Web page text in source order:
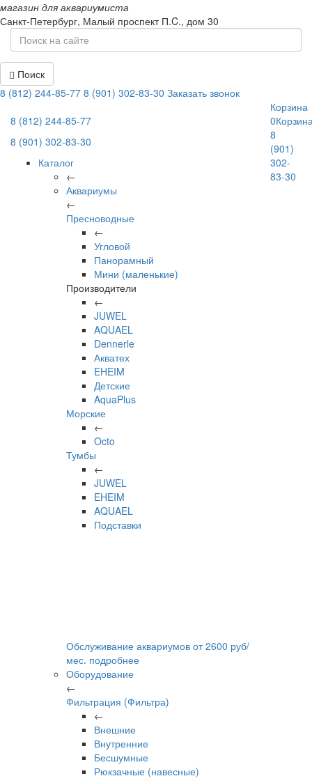
магазин для аквариумиста
Санкт-Петербург, Малый проспект П.C., дом 30
Поиск
8 (812) 244-85-77 8 (901) 302-83-30 Заказать звонок
8 (812) 244-85-77
8 (901) 302-83-30
Каталог
←
Аквариумы
←
Пресноводные
←
Угловой
Панорамный
Мини (маленькие)
Производители
←
JUWEL
AQUAEL
Dennerle
Акватех
EHEIM
Детские
AquaPlus
Морские
←
Octo
Тумбы
←
JUWEL
EHEIM
AQUAEL
Подставки
Обслуживание аквариумов от2600 руб/
мес. подробнее
Оборудование
←
Фильтрация (Фильтра)
←
Внешние
Внутренние
Бесшумные
Рюкзачные (навесные)
Корзина
0
8
(901)
302-
83-30